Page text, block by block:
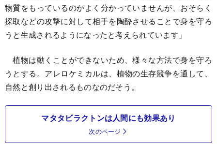
物質をもっているのかよく分かっていませんが、おそらく
採取などの攻撃に対して相手を陶酔させることで身を守ろ
うと生成されるようになったと考えられています」
植物は動くことができないため、様々な方法で身を守ろ
うとする。アレロケミカルは、植物の生存競争を通して、
自然と創り出されるものなのだそう。
マタタビラクトンは人間にも効果あり
次のページ